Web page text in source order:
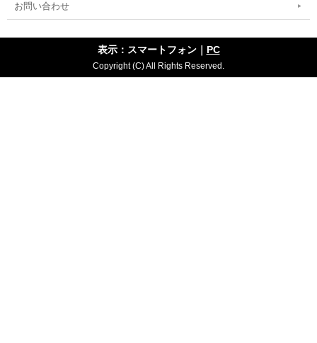
お問い合わせ
表示：スマートフォン｜ PC
Copyright (C) All Rights Reserved.